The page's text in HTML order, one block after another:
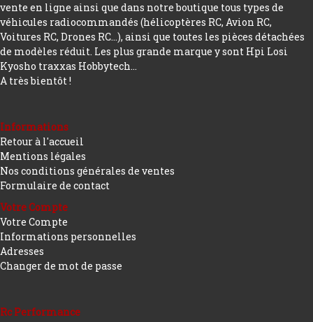
vente en ligne ainsi que dans notre boutique tous types de
véhicules radiocommandés (hélicoptères RC, Avion RC,
Voitures RC, Drones RC…), ainsi que toutes les pièces détachées
de modèles réduit. Les plus grande marque y sont Hpi Losi
Kyosho traxxas Hobbytech...
A très bientôt !
Informations
Retour à l'accueil
Mentions légales
Nos conditions générales de ventes
Formulaire de contact
Votre Compte
Votre Compte
Informations personnelles
Adresses
Changer de mot de passe
Rc Performance